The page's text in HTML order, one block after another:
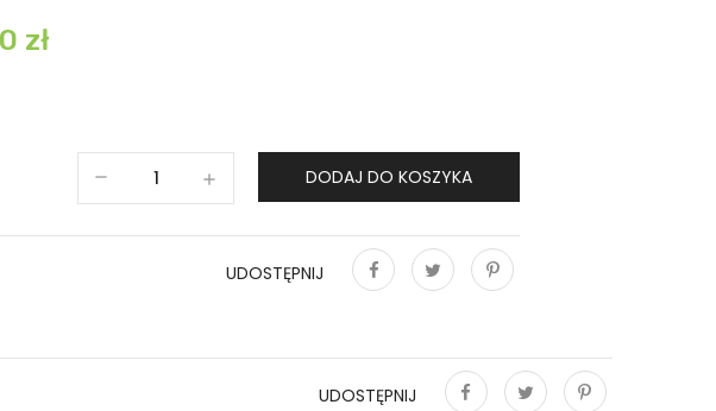
zł
DODAJ DO KOSZYKA
UDOSTĘPNIJ
UdostępnijTweetuj Pinterest
UDOSTĘPNIJ